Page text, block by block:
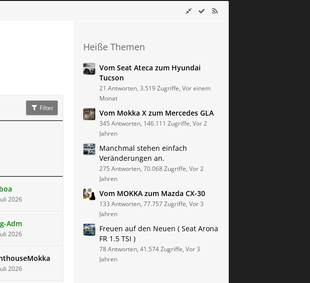
Filter
2026
Adm
2026
2026
Heiße Themen
Vom Seat Ateca zum Hyundai
Tucson
21 Antworten, 3.519 Zugriffe, Vor einem
Monat
Vom Mokka X zum Mercedes GLA
345 Antworten, 146.111 Zugriffe, Vor 2
Jahren
Manchmal stehen einfach
Veränderungen an.
275 Antworten, 70.068 Zugriffe, Vor 2
Jahren
Vom MOKKA zum Mazda CX-30
133 Antworten, 77.757 Zugriffe, Vor 3
Jahren
Freuen auf den Neuen ( Seat Arona
FR 1.5 TSI )
78 Antworten, 41.574 Zugriffe, Vor 3
Jahren